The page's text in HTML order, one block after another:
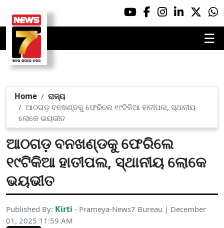
☰
Home
ରାଜ୍ୟ
ଆଠଗଡ଼ ବନଖଣ୍ଡକୁ ଫେରିଲେ ୧୯ଟିକିଆ ହାତୀପଲ, ସ୍ଥାନୀୟ
ଲୋକେ ଭୟଭୀତ
ଆଠଗଡ଼ ବନଖଣ୍ଡକୁ ଫେରିଲେ
୧୯ଟିକିଆ ହାତୀପଲ, ସ୍ଥାନୀୟ ଲୋକେ
ଭୟଭୀତ
Published By: Kirti - Prameya-News7 Bureau | December
01, 2025 11:59 AM